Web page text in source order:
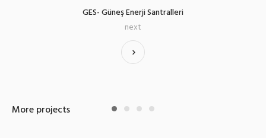
GES- Güneş Enerji Santralleri
next
More projects